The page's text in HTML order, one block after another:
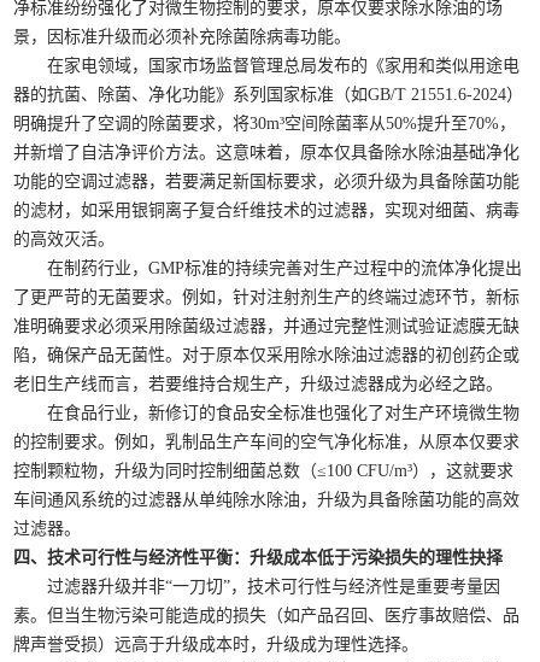
净标准纷纷强化了对微生物控制的要求，原本仅要求除水除油的场
景，因标准升级而必须补充除菌除病毒功能。
在家电领域，国家市场监督管理总局发布的《家用和类似用途电
器的抗菌、除菌、净化功能》系列国家标准（如GB/T 21551.6-2024）
明确提升了空调的除菌要求，将30m³空间除菌率从50%提升至70%，
并新增了自洁净评价方法。这意味着，原本仅具备除水除油基础净化
功能的空调过滤器，若要满足新国标要求，必须升级为具备除菌功能
的滤材，如采用银铜离子复合纤维技术的过滤器，实现对细菌、病毒
的高效灭活。
在制药行业，GMP标准的持续完善对生产过程中的流体净化提出
了更严苛的无菌要求。例如，针对注射剂生产的终端过滤环节，新标
准明确要求必须采用除菌级过滤器，并通过完整性测试验证滤膜无缺
陷，确保产品无菌性。对于原本仅采用除水除油过滤器的初创药企或
老旧生产线而言，若要维持合规生产，升级过滤器成为必经之路。
在食品行业，新修订的食品安全标准也强化了对生产环境微生物
的控制要求。例如，乳制品生产车间的空气净化标准，从原本仅要求
控制颗粒物，升级为同时控制细菌总数（≤100 CFU/m³），这就要求
车间通风系统的过滤器从单纯除水除油，升级为具备除菌功能的高效
过滤器。
四、技术可行性与经济性平衡：升级成本低于污染损失的理性抉择
过滤器升级并非“一刀切”，技术可行性与经济性是重要考量因
素。但当生物污染可能造成的损失（如产品召回、医疗事故赔偿、品
牌声誉受损）远高于升级成本时，升级成为理性选择。